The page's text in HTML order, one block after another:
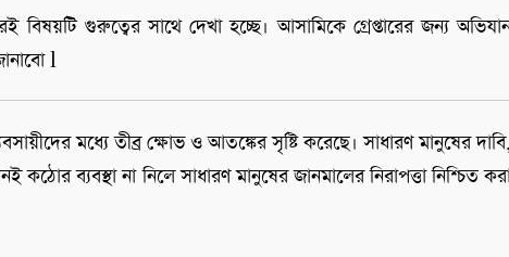
বিষয়টি গুরুত্বের সাথে দেখা হচ্ছে। আসামিকে গ্রেপ্তারের জন্য
l
মধ্যে তীব্র ক্ষোভ ও আতঙ্কের সৃষ্টি করেছে। সাধারণ মানুষের
ব্যবস্থা না নিলে সাধারণ মানুষের জানমালের নিরাপত্তা নিশ্চিত